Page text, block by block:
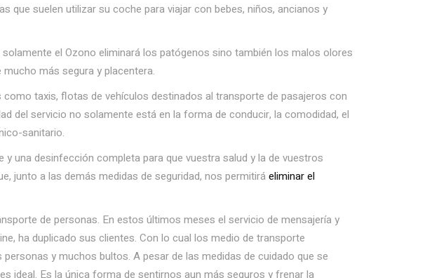
que suelen utilizar su coche para viajar con bebes, niños, ancianos y
el Ozono eliminará los patógenos sino también los malos olores
más segura y placentera.
taxis, flotas de vehículos destinados al transporte de pasajeros con
del servicio no solamente está en la forma de conducir, la comodidad, el
sanitario.
una desinfección completa para que vuestra salud y la de vuestros
junto a las demás medidas de seguridad, nos permitiráeliminar el
de personas. En estos últimos meses el servicio de mensajería y
ha duplicado sus clientes. Con lo cual los medio de transporte
y muchos bultos. A pesar de las medidas de cuidado que se
ideal. Es la única forma de sentirnos aun más seguros y frenar la